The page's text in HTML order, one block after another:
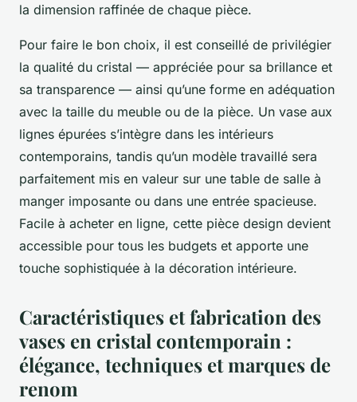
la dimension raffinée de chaque pièce.
Pour faire le bon choix, il est conseillé de privilégier
la qualité du cristal — appréciée pour sa brillance et
sa transparence — ainsi qu’une forme en adéquation
avec la taille du meuble ou de la pièce. Un vase aux
lignes épurées s’intègre dans les intérieurs
contemporains, tandis qu’un modèle travaillé sera
parfaitement mis en valeur sur une table de salle à
manger imposante ou dans une entrée spacieuse.
Facile à acheter en ligne, cette pièce design devient
accessible pour tous les budgets et apporte une
touche sophistiquée à la décoration intérieure.
Caractéristiques et fabrication des
vases en cristal contemporain :
élégance, techniques et marques de
renom